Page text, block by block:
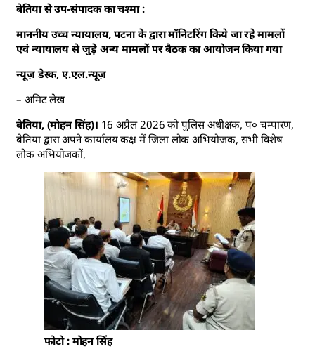
बेतिया से उप-संपादक का चश्मा :
माननीय उच्च न्यायालय, पटना के द्वारा मॉनिटरिंग किये जा रहे मामलों
एवं न्यायालय से जुड़े अन्य मामलों पर बैठक का आयोजन किया गया
न्यूज़ डेस्क, ए.एल.न्यूज़
– अमिट लेख
बेतिया, (मोहन सिंह)। 16 अप्रैल 2026 को पुलिस अधीक्षक, प० चम्पारण,
बेतिया द्वारा अपने कार्यालय कक्ष में जिला लोक अभियोजक, सभी विशेष
लोक अभियोजकों,
फोटो : मोहन सिंह